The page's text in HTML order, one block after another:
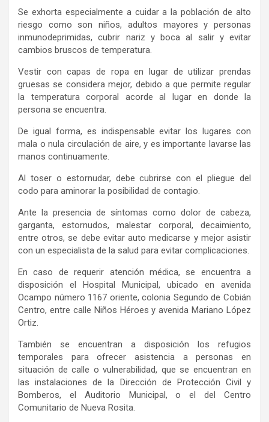
Se exhorta especialmente a cuidar a la población de alto
riesgo como son niños, adultos mayores y personas
inmunodeprimidas, cubrir nariz y boca al salir y evitar
cambios bruscos de temperatura.
Vestir con capas de ropa en lugar de utilizar prendas
gruesas se consideramejor, debido a que permite regular
la temperatura corporal acorde al lugar en donde la
persona se encuentra.
De igual forma, es indispensable evitar los lugares con
mala o nula circulación de aire, y es importante lavarse las
manos continuamente.
A l toser o estornudar, debe cubrirse con el pliegue del
codo para aminorar la posibilidad de contagio.
Ante la presencia de síntomas como dolor de cabeza,
garganta, estornudos, malestar corporal, decaimiento,
entre otros, se debe evitarauto medicarse y mejor asistir
con un especialista de la salud para evitar complicaciones.
En caso de requerir atención médica, se encuentra a
disposición el Hospital Municipal, ubicado en avenida
Ocampo número 1167 oriente, colonia Segundo de Cobián
Centro, entre calle Niños Héroes y avenida Mariano López
Ortiz.
También se encuentran a disposición los refugios
temporales paraofrecer asistencia a personas en
situación de calle o vulnerabilidad, que se encuentran en
las instalaciones de la Dirección de Protección Civil y
Bomberos, el Auditorio Municipal, o el del Centro
Comunitario de Nueva Rosita.